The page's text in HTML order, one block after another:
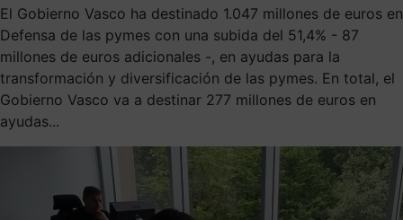
El Gobierno Vasco ha destinado 1.047 millones de euros en
Defensa de las pymes con una subida del 51,4% - 87
millones de euros adicionales -, en ayudas para la
transformación y diversificación de las pymes. En total, el
Gobierno Vasco va a destinar 277 millones de euros en
ayudas...